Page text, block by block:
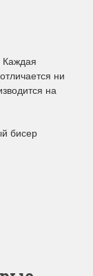
пополнение
Каждая
ни
на
бисер